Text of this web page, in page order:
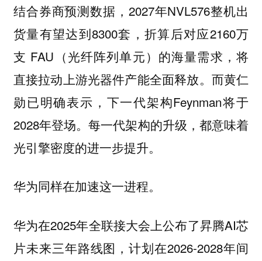
结合券商预测数据，2027年NVL576整机出
货量有望达到8300套，折算后对应2160万
支 FAU（光纤阵列单元）的海量需求，将
直接拉动上游光器件产能全面释放。而黄仁
勋已明确表示，下一代架构Feynman将于
2028年登场。每一代架构的升级，都意味着
光引擎密度的进一步提升。
华为同样在加速这一进程。
华为在2025年全联接大会上公布了昇腾AI芯
片未来三年路线图，计划在2026-2028年间